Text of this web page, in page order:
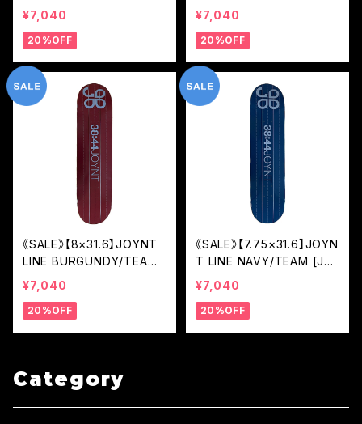
[JMO]
¥7,040
20%OFF
AM [JOL2]
¥7,040
20%OFF
《SALE》【8×31.6】JOYNT
LINE BURGUNDY/TEAM
[JOL2]
¥7,040
20%OFF
《SALE》【7.75×31.6】JOYN
T LINE NAVY/TEAM [JO
L2]
¥7,040
20%OFF
Category